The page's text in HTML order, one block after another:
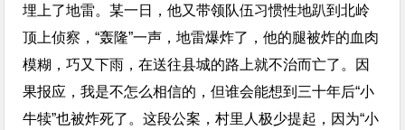
埋上了地雷。某一日，他又带领队伍习惯性地趴到北岭
顶上侦察，“轰隆”一声，地雷爆炸了，他的腿被炸的血肉
模糊，巧又下雨，在送往县城的路上就不治而亡了。因
果报应，我是不怎么相信的，但谁会能想到三十年后“小
牛犊”也被炸死了。这段公案，村里人极少提起，因为“小